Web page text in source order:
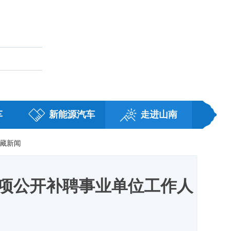
新能源汽车 走进山南
新闻
公开补聘事业单位工作人